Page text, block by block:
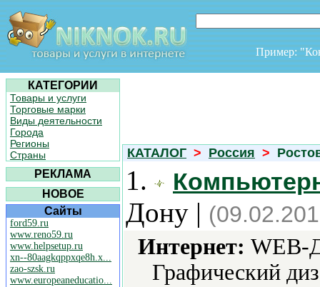
Пример:
КАТЕГОРИИ
Товары и услуги
Торговые марки
Виды деятельности
Города
Регионы
Страны
РЕКЛАМА
НОВОЕ
Сайты
ford59.ru
www.reno59.ru
www.helpsetup.ru
xn--80aagkqppxqe8h.x...
zao-szsk.ru
www.europeaneducatio...
КАТАЛОГ > Россия >
1.
Дону |
Интернет: WEB-
Графический